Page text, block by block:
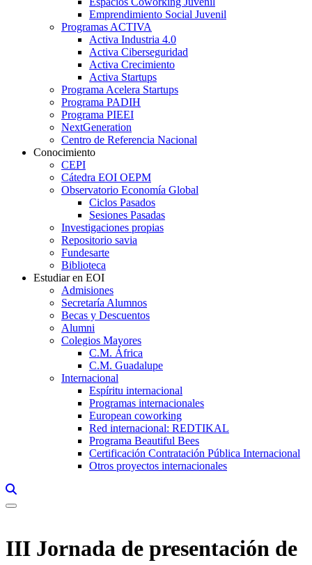
Emprendimiento Social Juvenil
Programas ACTIVA
Activa Industria 4.0
Activa Ciberseguridad
Activa Crecimiento
Activa Startups
Programa Acelera Startups
Programa PADIH
Programa PIEEI
NextGeneration
Centro de Referencia Nacional
Conocimiento
CEPI
Cátedra EOI OEPM
Observatorio Economía Global
Ciclos Pasados
Sesiones Pasadas
Investigaciones propias
Repositorio savia
Fundesarte
Biblioteca
Estudiar en EOI
Admisiones
Secretaría Alumnos
Becas y Descuentos
Alumni
Colegios Mayores
C.M. África
C.M. Guadalupe
Internacional
Espíritu internacional
Programas internacionales
European coworking
Red internacional: REDTIKAL
Programa Beautiful Bees
Certificación Contratación Pública Internacional
Otros proyectos internacionales
III Jornada de presentación de